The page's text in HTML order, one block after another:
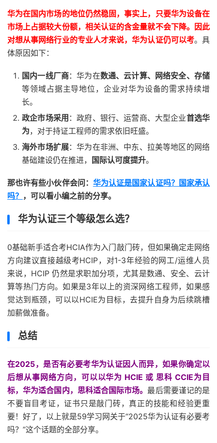
华为在国内市场的地位仍然稳固，事实上，只要华为设备在
市场上占据较大份额，相关认证的含金量就不会下降。因此
对想从事网络行业的专业人才来说，华为认证仍可以考。具
体原因如下：
国内一线厂商：华为在数通、云计算、网络安全、存储
等领域占据主导地位，企业对华为设备的需求持续增
长。
政企市场采用 ：政府、银行、运营商、大型企业首选华
为，对于持证工程师的需求依旧旺盛。
海外市场扩展：华为在非洲、中东、拉美等地区的网络
基础建设仍在推进， 国际认可度提升。
那也许有些小伙伴会问： 华为认证是国家认证吗？国家承认
吗？ ，可以看小编之前的分享。
华为认证三个等级怎么选？
0基础新手适合考HCIA作为入门敲门砖，但如果确定走网络
方向建议直接越级考HCIP，对1-3年经验的网工/运维人员
来说，HCIP 仍然是求职加分项，尤其是数通、安全、云计
算等热门方向。如果是3年以上的资深网络工程师，如果感
觉达到瓶颈，可以以HCIE为目标，去提升自身为后续跳槽
加薪做准备。
总结
在2025，是否有必要考华为认证因人而异，如果你确定以
后想从事网络方向，可以以华为 HCIE 或 思科 CCIE为目
标，华为适合国内，思科适合国际市场。最后需要谨记的是
不要盲目考证，证书只是敲门砖，真正的技能和经验更重
要！好了，以上就是59学习网关于“2025华为认证有必要考
吗？”这个话题的全部分享。